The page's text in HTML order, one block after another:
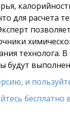
для расчета
технолога.
будут
и